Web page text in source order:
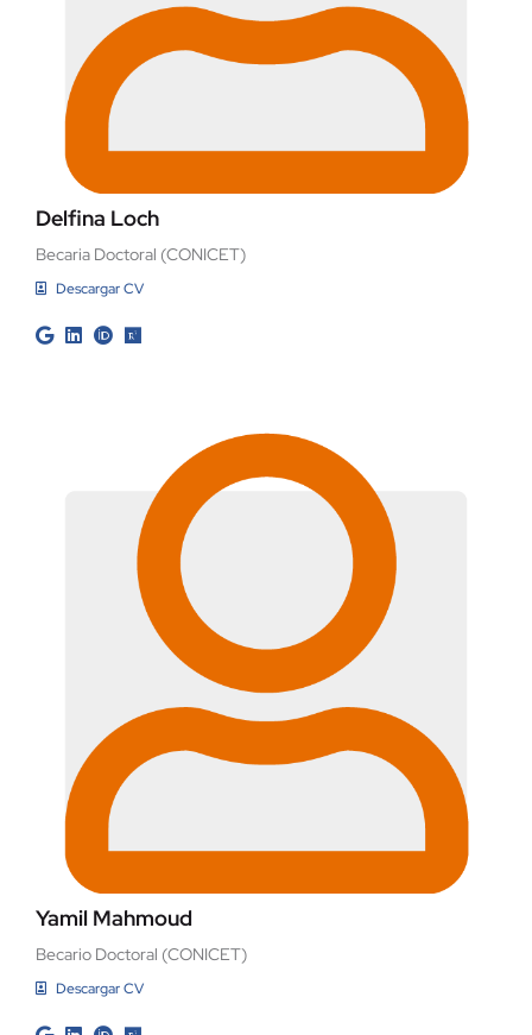
Delfina Loch
Becaria Doctoral (CONICET)
Descargar CV
Yamil Mahmoud
Becario Doctoral (CONICET)
Descargar CV